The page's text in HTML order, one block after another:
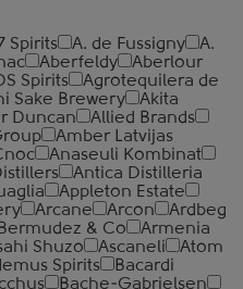
Spirits A. de Fussigny
A.
Aberfeldy
Aberlour
Spirits
Agrotequilera de
Sake Brewery
Akita
Duncan
Allied Brands
Amber Latvijas
Anaseuli Kombinat
Antica Distilleria
Appleton Estate
Arcane Arcon
Ardbeg
& Co
Armenia
Shuzo Ascaneli
Atom
Spirits
Bacardi
Bache-Gabrielsen